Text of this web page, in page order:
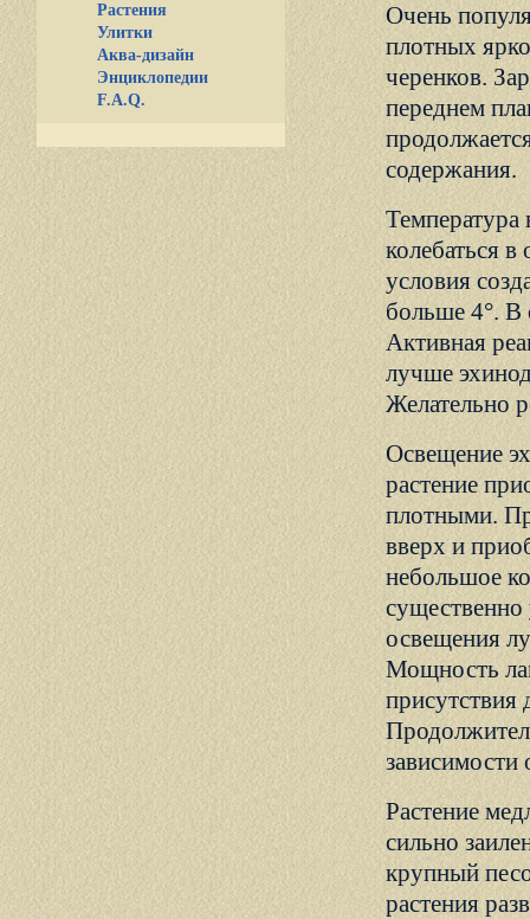
Растения
Улитки
Аква-дизайн
Энциклопедии
F.A.Q.
Очень
плотных
черенков.
переднем
содержания.
колебаться
условия
больше 4°. В
Активная
лучше
Желательно
Освещение
растение
плотными.
вверх и
небольшое
существенно
освещения
Мощность
зависимости
Растение
сильно
крупный
растения